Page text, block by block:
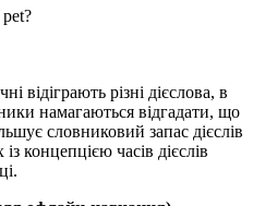
відіграють різні дієслова, в
намагаються відгадати, що
словниковий запас дієслів
концепцією часів дієслів